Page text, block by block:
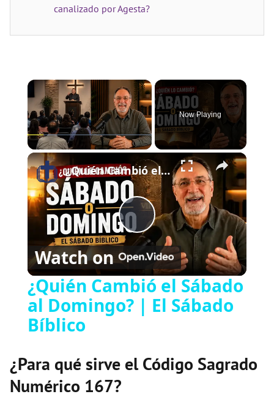
canalizado por Agesta?
×
Play Unmute
Now Playing
×
P
¿Quién Cambió el Sábado al Domingo? | El Sábado Bíblico
Watch on
¿Quién Cambió el Sábado
al Domingo? | El Sábado
Bíblico
¿Para qué sirve el Código Sagrado
Numérico 167?